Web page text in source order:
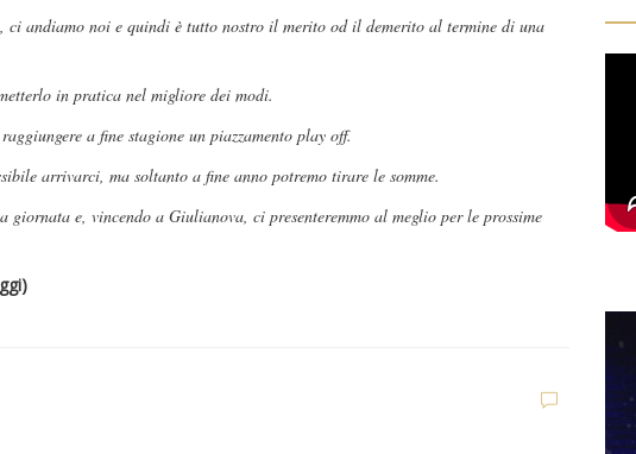
ci andiamo noi e quindi è tutto nostro il merito od il demerito al termine di una
in pratica nel migliore dei modi.
a fine stagione un piazzamento play off.
arrivarci, ma soltanto a fine anno potremo tirare le somme.
giornata e, vincendo a Giulianova, ci presenteremmo al meglio per le prossime
V.